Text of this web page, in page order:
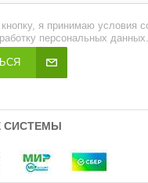
я принимаю условия
персональных данных.
СИСТЕМЫ